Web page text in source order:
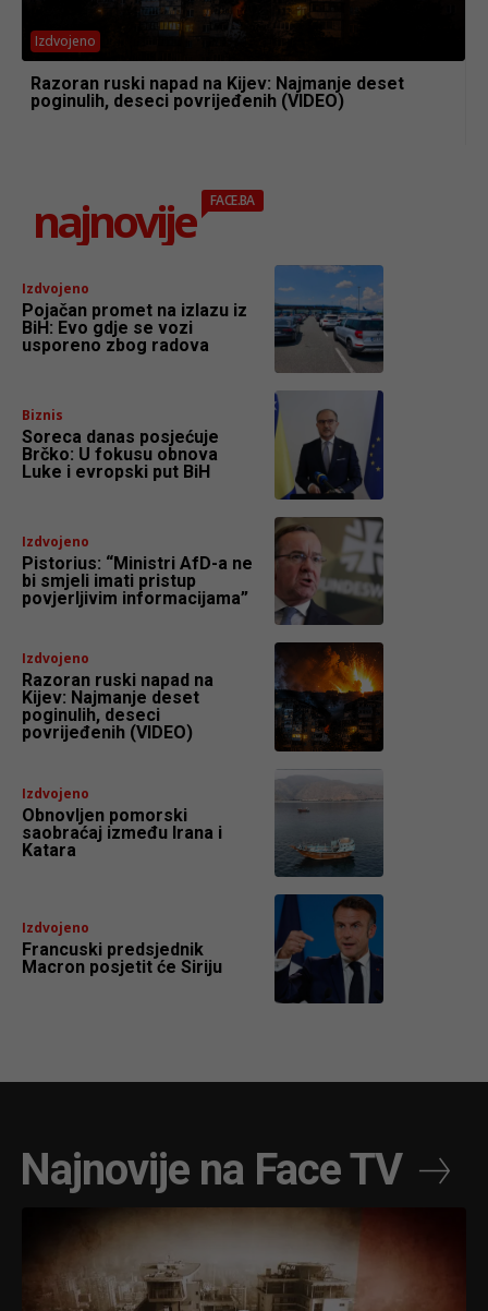
Izdvojeno
Razoran ruski napad na Kijev: Najmanje deset
poginulih, deseci povrijeđenih (VIDEO)
najnovije FACE.BA
Izdvojeno
Pojačan promet na izlazu iz
BiH: Evo gdje se vozi
usporeno zbog radova
Biznis
Soreca danas posjećuje
Brčko: U fokusu obnova
Luke i evropski put BiH
Izdvojeno
Pistorius: “Ministri AfD-a ne
bi smjeli imati pristup
povjerljivim informacijama”
Izdvojeno
Razoran ruski napad na
Kijev: Najmanje deset
poginulih, deseci
povrijeđenih (VIDEO)
Izdvojeno
Obnovljen pomorski
saobraćaj između Irana i
Katara
Izdvojeno
Francuski predsjednik
Macron posjetit će Siriju
Najnovije na Face TV